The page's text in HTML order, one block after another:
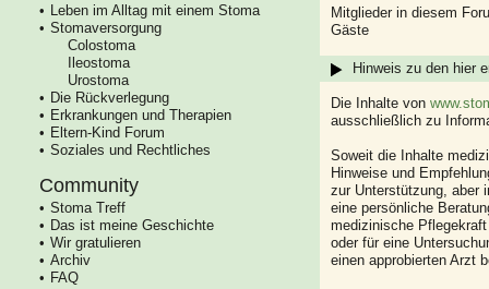
Leben im Alltag mit einem Stoma
Stomaversorgung
Colostoma
Ileostoma
Urostoma
Die Rückverlegung
Erkrankungen und Therapien
Eltern-Kind Forum
Soziales und Rechtliches
Community
Stoma Treff
Das ist meine Geschichte
Wir gratulieren
Archiv
FAQ
Mitglieder in diesem
Gäste
Hinweis zu den hier
Die Inhalte von
ausschließlich zu
Soweit die Inhalte
Hinweise und
zur Unterstützung, aber
eine persönliche
medizinische
oder für eine
einen approbierten Arzt